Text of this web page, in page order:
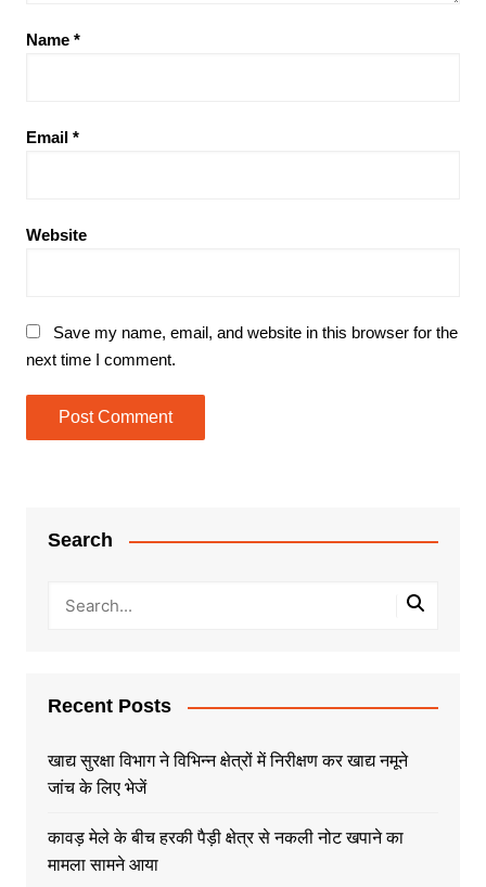
Name *
Email *
Website
Save my name, email, and website in this browser for the
next time I comment.
Search
Recent Posts
खाद्य सुरक्षा विभाग ने विभिन्न क्षेत्रों में निरीक्षण कर खाद्य नमूने
जांच के लिए भेजें
कावड़ मेले के बीच हरकी पैड़ी क्षेत्र से नकली नोट खपाने का
मामला सामने आया